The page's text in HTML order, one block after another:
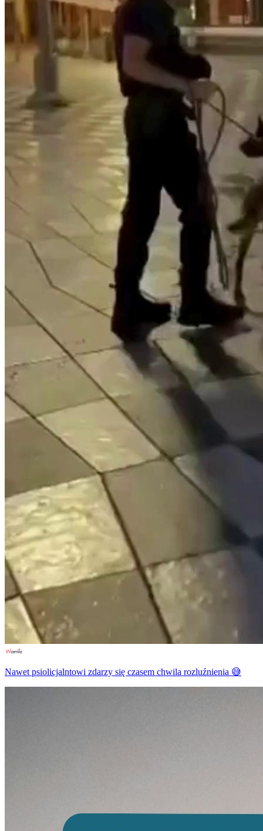
Nawet psiolicjalntowi zdarzy się czasem chwila rozluźnienia 😅